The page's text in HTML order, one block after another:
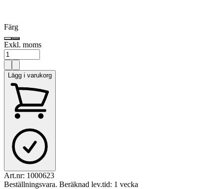
Färg
Exkl. moms
Lägg i varukorg
Art.nr: 1000623
Beställningsvara. Beräknad lev.tid: 1 vecka